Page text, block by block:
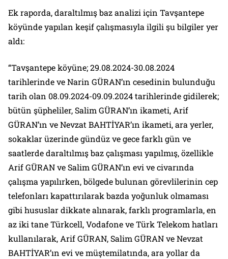
Ek raporda, daraltılmış baz analizi için Tavşantepe
köyünde yapılan keşif çalışmasıyla ilgili şu bilgiler yer
aldı:
“Tavşantepe köyüne; 29.08.2024-30.08.2024
tarihlerinde ve Narin GÜRAN’ın cesedinin bulunduğu
tarih olan 08.09.2024-09.09.2024 tarihlerinde gidilerek;
bütün şüpheliler, Salim GÜRAN’ın ikameti, Arif
GÜRAN’ın ve Nevzat BAHTİYAR’ın ikameti, ara yerler,
sokaklar üzerinde gündüz ve gece farklı gün ve
saatlerde daraltılmış baz çalışması yapılmış, özellikle
Arif GÜRAN ve Salim GÜRAN’ın evi ve civarında
çalışma yapılırken, bölgede bulunan görevlilerinin cep
telefonları kapattırılarak bazda yoğunluk olmaması
gibi hususlar dikkate alınarak, farklı programlarla, en
az iki tane Türkcell, Vodafone ve Türk Telekom hatları
kullanılarak, Arif GÜRAN, Salim GÜRAN ve Nevzat
BAHTİYAR’ın evi ve müştemilatında, ara yollar da